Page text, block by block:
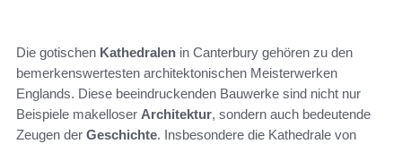
Die gotischen Kathedralen in Canterbury gehören zu den
bemerkenswertesten architektonischen Meisterwerken
Englands. Diese beeindruckenden Bauwerke sind nicht nur
Beispiele makelloser Architektur, sondern auch bedeutende
Zeugen der Geschichte. Insbesondere die Kathedrale von